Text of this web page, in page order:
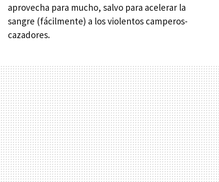
aprovecha para mucho, salvo para acelerar la
sangre (fácilmente) a los violentos camperos-
cazadores.